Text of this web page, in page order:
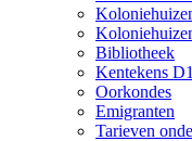
Bibliotheek
Kentekens D1
Oorkondes
Emigranten
Tarieven